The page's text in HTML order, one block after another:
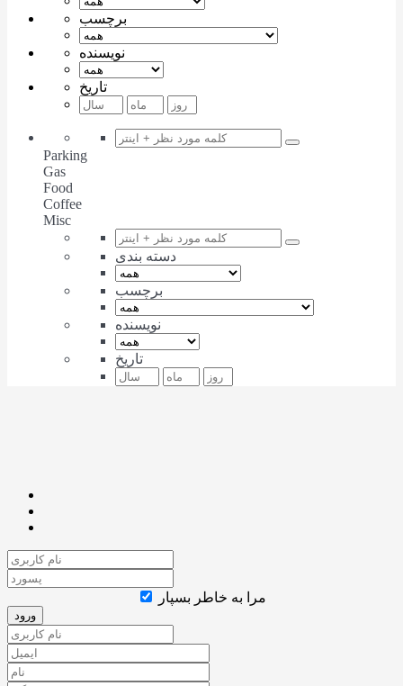
برچسب
نویسنده
تاریخ
Parking
Gas
Food
Coffee
Misc
دسته بندی
برچسب
نویسنده
تاریخ
مرا به خاطر بسپار